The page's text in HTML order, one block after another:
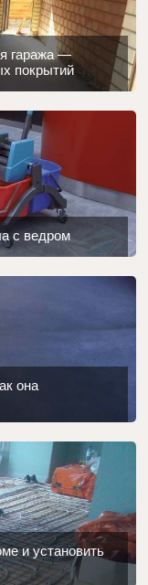
гаража —
покрытий
с ведром
она
и установить